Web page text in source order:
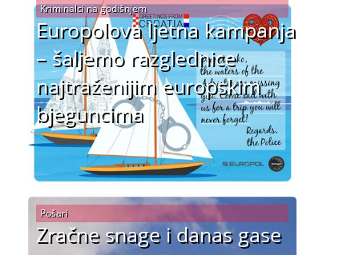
Europolova ljetna kampanja
– šaljemo razglednice
najtraženijim europskim
bjeguncima
Kriminalci na godišnjem
Zračne snage i danas gase
Pošari